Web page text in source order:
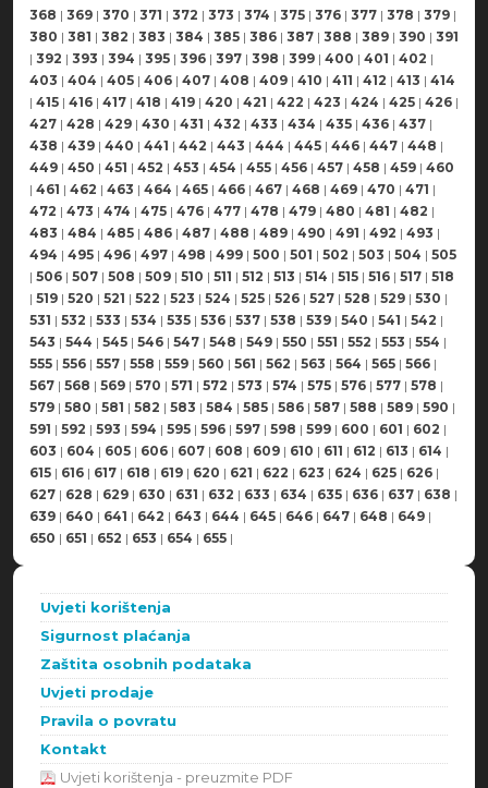
368 | 369 | 370 | 371 | 372 | 373 | 374 | 375 | 376 | 377 | 378 | 379 |
380 | 381 | 382 | 383 | 384 | 385 | 386 | 387 | 388 | 389 | 390 | 391
| 392 | 393 | 394 | 395 | 396 | 397 | 398 | 399 | 400 | 401 | 402 |
403 | 404 | 405 | 406 | 407 | 408 | 409 | 410 | 411 | 412 | 413 | 414
| 415 | 416 | 417 | 418 | 419 | 420 | 421 | 422 | 423 | 424 | 425 | 426 |
427 | 428 | 429 | 430 | 431 | 432 | 433 | 434 | 435 | 436 | 437 |
438 | 439 | 440 | 441 | 442 | 443 | 444 | 445 | 446 | 447 | 448 |
449 | 450 | 451 | 452 | 453 | 454 | 455 | 456 | 457 | 458 | 459 | 460
| 461 | 462 | 463 | 464 | 465 | 466 | 467 | 468 | 469 | 470 | 471 |
472 | 473 | 474 | 475 | 476 | 477 | 478 | 479 | 480 | 481 | 482 |
483 | 484 | 485 | 486 | 487 | 488 | 489 | 490 | 491 | 492 | 493 |
494 | 495 | 496 | 497 | 498 | 499 | 500 | 501 | 502 | 503 | 504 | 505
| 506 | 507 | 508 | 509 | 510 | 511 | 512 | 513 | 514 | 515 | 516 | 517 | 518
| 519 | 520 | 521 | 522 | 523 | 524 | 525 | 526 | 527 | 528 | 529 | 530 |
531 | 532 | 533 | 534 | 535 | 536 | 537 | 538 | 539 | 540 | 541 | 542 |
543 | 544 | 545 | 546 | 547 | 548 | 549 | 550 | 551 | 552 | 553 | 554 |
555 | 556 | 557 | 558 | 559 | 560 | 561 | 562 | 563 | 564 | 565 | 566 |
567 | 568 | 569 | 570 | 571 | 572 | 573 | 574 | 575 | 576 | 577 | 578 |
579 | 580 | 581 | 582 | 583 | 584 | 585 | 586 | 587 | 588 | 589 | 590 |
591 | 592 | 593 | 594 | 595 | 596 | 597 | 598 | 599 | 600 | 601 | 602 |
603 | 604 | 605 | 606 | 607 | 608 | 609 | 610 | 611 | 612 | 613 | 614 |
615 | 616 | 617 | 618 | 619 | 620 | 621 | 622 | 623 | 624 | 625 | 626 |
627 | 628 | 629 | 630 | 631 | 632 | 633 | 634 | 635 | 636 | 637 | 638 |
639 | 640 | 641 | 642 | 643 | 644 | 645 | 646 | 647 | 648 | 649 |
650 | 651 | 652 | 653 | 654 | 655 |
Uvjeti korištenja
Sigurnost plaćanja
Zaštita osobnih podataka
Uvjeti prodaje
Pravila o povratu
Kontakt
Uvjeti korištenja - preuzmite PDF